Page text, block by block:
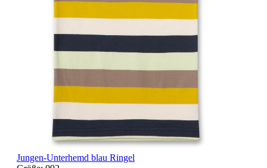
Jungen-Unterhemd blau Ringel